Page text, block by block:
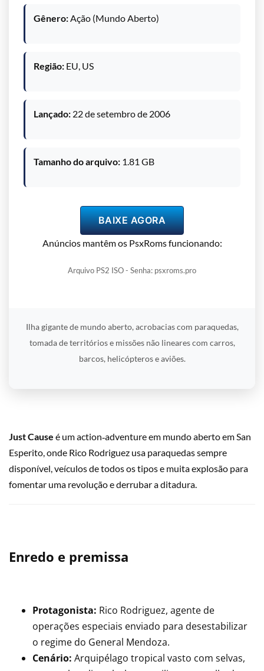
Gênero:Ação (Mundo Aberto)
Região: EU, US
Lançado: 22 de setembro de 2006
Tamanho do arquivo: 1.81 GB
BAIXE AGORA
Anúncios mantêm os PsxRoms funcionando:
Arquivo PS2 ISO - Senha: psxroms.pro
Ilha gigante de mundo aberto, acrobacias com paraquedas,
tomada de territórios e missões não lineares com carros,
barcos, helicópteros e aviões.
Just Cause é um action‑adventure em mundo aberto em San
Esperito, onde Rico Rodriguez usa paraquedas sempre
disponível, veículos de todos os tipos e muita explosão para
fomentar uma revolução e derrubar a ditadura.
Enredo e premissa
Protagonista: Rico Rodriguez, agente de
operações especiais enviado para desestabilizar
o regime do General Mendoza.
Cenário: Arquipélago tropical vasto com selvas,